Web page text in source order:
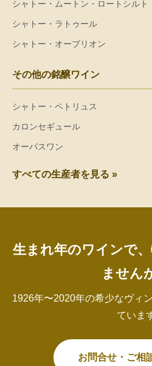
シャトー・ムートン・ロートシルト
シャトー・ラトゥール
シャトー・オーブリオン
その他の銘醸ワイン
シャトー・ペトリュス
カロンセギュール
オーパスワン
すべての生産者を見る »
生まれ年のワインで
ません
1926年〜2020年の希少なヴィ
ていま
お問合せ・ご相